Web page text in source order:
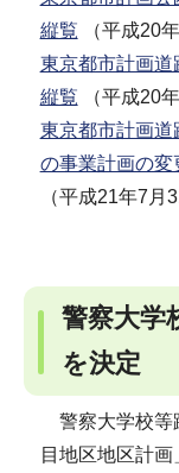
縦覧 （平成20
東京都市計画
縦覧 （平成20
東京都市計画道
の事業計画の変
（平成21年7月
警察大学
を決定
警察大学校等
目地区地区計